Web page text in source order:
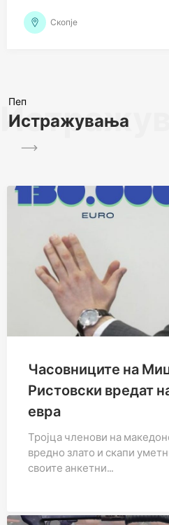
Скопје
Пеп
Истражувања
Часовниците на
Ристовски вредат
евра
Тројца членови на
вредно злато и скапи
своите анкетни…